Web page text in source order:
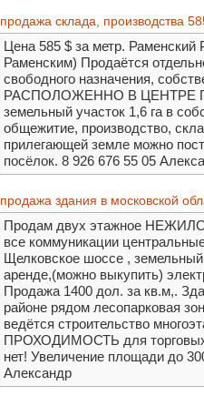
продажа склада, производства
Цена 585 $ за метр.
Раменским) Продаётся
свободного назначения,
РАСПОЛОЖЕННО В ЦЕНТРЕ
земельный участок 1,6 га в
общежитие, производство,
прилегающей земле можно
посёлок. 8 926 676 55 05
продажа здания в московской
Продам двух этажное
все коммуникации
Щелковское шоссе , земельный
аренде,(можно выкупить)
Продажа 1400 дол. за кв.м,.
районе рядом лесопарковая
ведётся строительство
ПРОХОДИМОСТЬ для торговых
нет! Увеличение площади до
Александр